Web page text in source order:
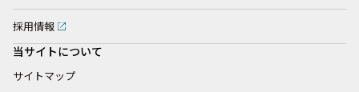
採用情報
当サイトについて
サイトマップ